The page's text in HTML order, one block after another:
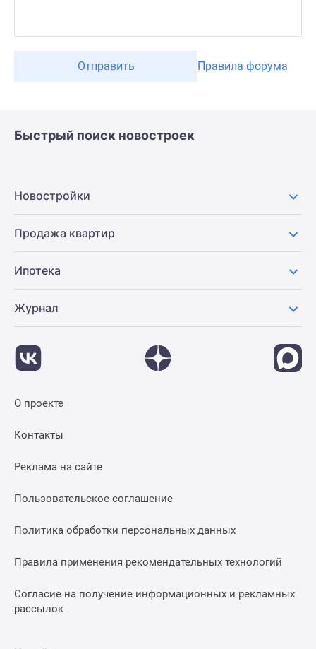
Отправить Правила форума
Быстрый поиск новостроек
Новостройки
Продажа квартир
Ипотека
Журнал
О проекте
Контакты
Реклама на сайте
Пользовательское соглашение
Политика обработки персональных данных
Правила применения рекомендательных технологий
Согласие на получение информационных и рекламных
рассылок